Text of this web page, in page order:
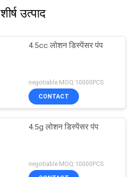
शीर्ष उत्पाद
4.5cc लोशन डिस्पेंसर पंप
negotiable MOQ:10000PCS
CONTACT
4.5g लोशन डिस्पेंसर पंप
negotiable MOQ:10000PCS